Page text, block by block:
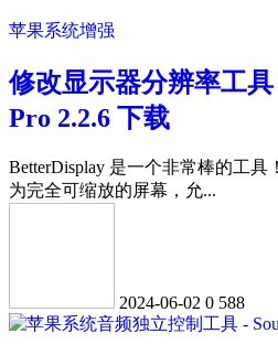
苹果系统增强
修改显示器分辨率工
Pro 2.2.6 下载
BetterDisplay 是一个非常棒的工
为完全可缩放的屏幕，允...
2024-06-02 0 588